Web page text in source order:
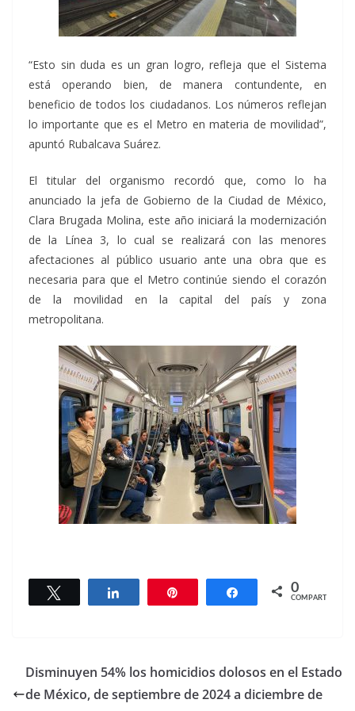
“Esto sin duda es un gran logro, refleja que el Sistema
está operando bien, de manera contundente, en
beneficio de todos los ciudadanos. Los números reflejan
lo importante que es el Metro en materia de movilidad”,
apuntó Rubalcava Suárez.
El titular del organismo recordó que, como lo ha
anunciado la jefa de Gobierno de la Ciudad de México,
Clara Brugada Molina, este año iniciará la modernización
de la Línea 3, lo cual se realizará con las menores
afectaciones al público usuario ante una obra que es
necesaria para que el Metro continúe siendo el corazón
de la movilidad en la capital del país y zona
metropolitana.
Twittear Compartir Compartir
0
COMPARTIR
Disminuyen 54% los homicidios dolosos en el Estado
de México, de septiembre de 2024 a diciembre de